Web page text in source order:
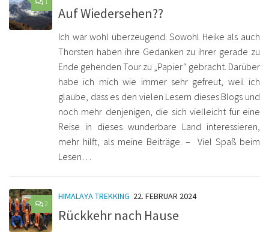
Auf Wiedersehen??
Ich war wohl überzeugend. Sowohl Heike als auch
Thorsten haben ihre Gedanken zu ihrer gerade zu
Ende gehenden Tour zu „Papier“ gebracht. Darüber
habe ich mich wie immer sehr gefreut, weil ich
glaube, dass es den vielen Lesern dieses Blogs und
noch mehr denjenigen, die sich vielleicht für eine
Reise in dieses wunderbare Land interessieren,
mehr hilft, als meine Beiträge. – Viel Spaß beim
Lesen…
2
HIMALAYA TREKKING 22. FEBRUAR 2024
Rückkehr nach Hause